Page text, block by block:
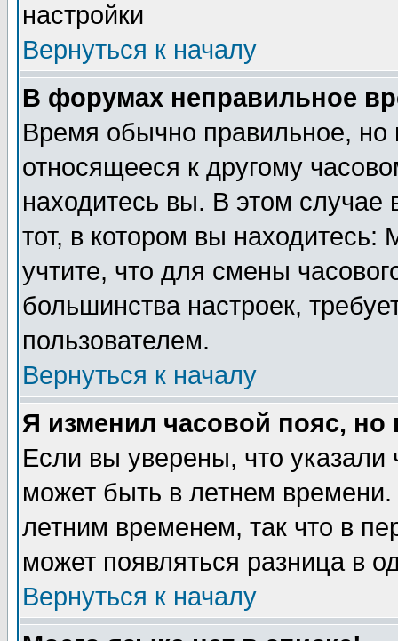
настройки
Вернуться к началу
В форумах неправильное
Время обычно правильное,
относящееся к другому
находитесь вы. В этом
тот, в котором вы
учтите, что для смены
большинства настроек,
пользователем.
Вернуться к началу
Я изменил часовой пояс,
Если вы уверены, что указали
может быть в летнем
летним временем, так что в
может появляться разница в
Вернуться к началу